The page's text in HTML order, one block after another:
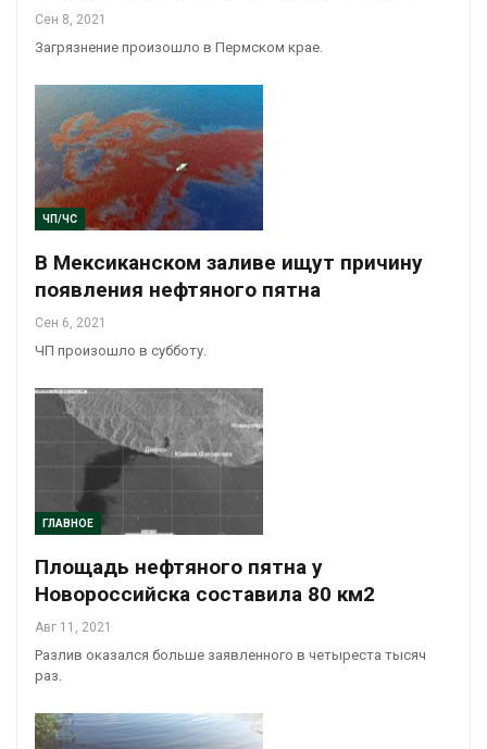
Сен 8, 2021
Загрязнение произошло в Пермском крае.
ЧП/ЧС
В Мексиканском заливе ищут причину
появления нефтяного пятна
Сен 6, 2021
ЧП произошло в субботу.
ГЛАВНОЕ
Площадь нефтяного пятна у
Новороссийска составила 80 км2
Авг 11, 2021
Разлив оказался больше заявленного в четыреста тысяч
раз.